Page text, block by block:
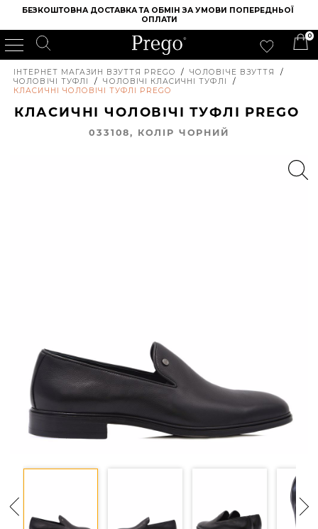
БЕЗКОШТОВНА ДОСТАВКА ТА ОБМІН ЗА УМОВИ ПОПЕРЕДНЬОЇ
ОПЛАТИ
0
ІНТЕРНЕТ МАГАЗИН ВЗУТТЯ PREGO / ЧОЛОВІЧЕ ВЗУТТЯ
/
ЧОЛОВІЧІ ТУФЛІ
/ ЧОЛОВІЧІ КЛАСИЧНІ ТУФЛІ
/
КЛАСИЧНІ ЧОЛОВІЧІ ТУФЛІ PREGO
КЛАСИЧНІ ЧОЛОВІЧІ ТУФЛІ PREGO
033108, КОЛIР ЧОРНИЙ